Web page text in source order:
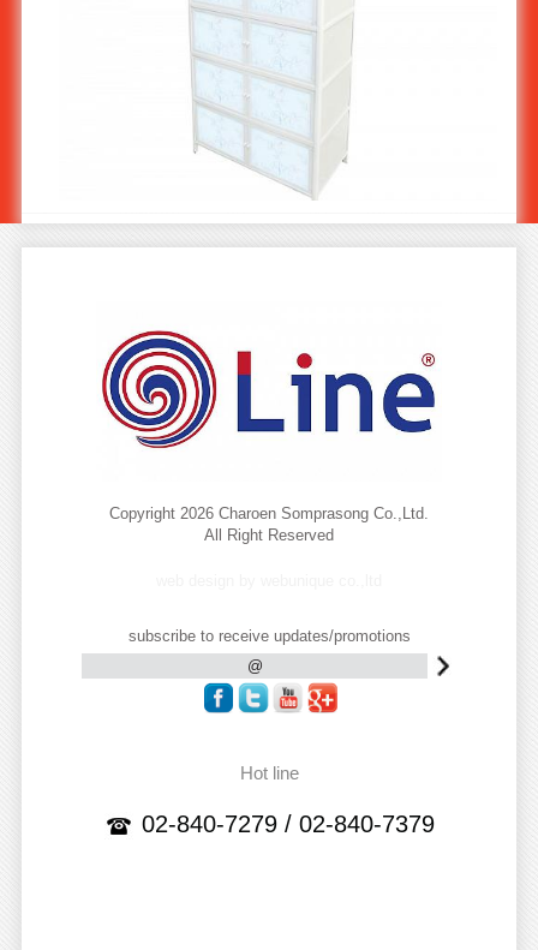
Copyright 2026 Charoen Somprasong Co.,Ltd.
All Right Reserved
subscribe to receive updates/promotions
Hot line
02-840-7279 / 02-840-7379